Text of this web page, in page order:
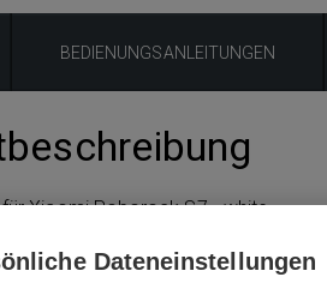
BEDIENUNGSANLEITUNGEN
Xiaomi Roborock S7 - white.
Dateneinstellungen